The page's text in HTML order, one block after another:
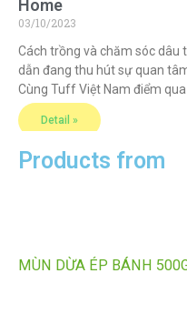
Home
03/10/2023
Cách trồng và chăm sóc dâu
dẫn đang thu hút sự quan
Cùng Tuff Việt Nam điểm
trồng, chăm sóc dâu tây tại
Detail »
Products from
MÙN DỪA ÉP BÁNH